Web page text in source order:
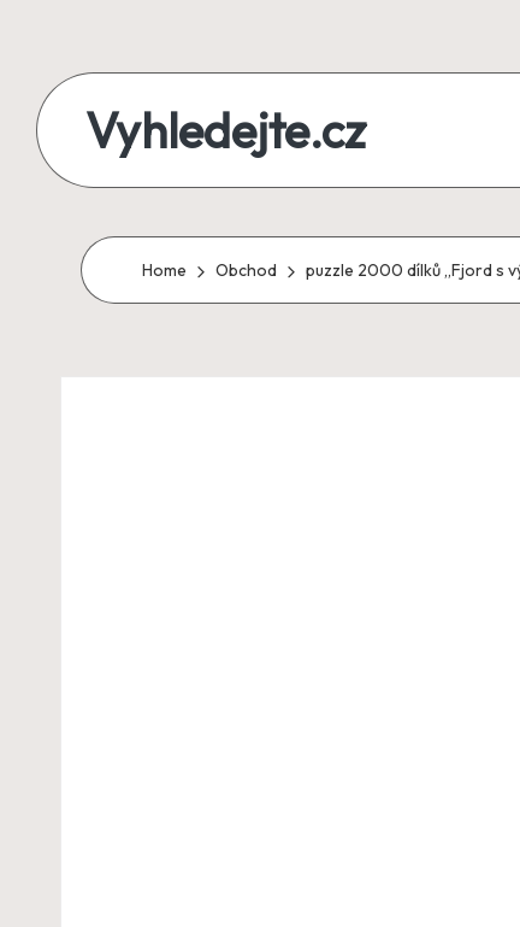
content
Vyhledejte.cz
produkty
i
Home Obchod puzzle 2000 dílků „Fjord s